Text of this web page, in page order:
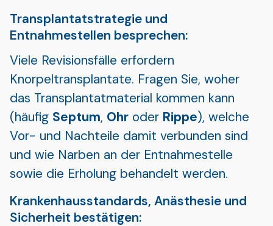
Transplantatstrategie und
Entnahmestellen besprechen:
Viele Revisionsfälle erfordern
Knorpeltransplantate. Fragen Sie, woher
das Transplantatmaterial kommen kann
(häufig Septum, Ohr oder Rippe), welche
Vor- und Nachteile damit verbunden sind
und wie Narben an der Entnahmestelle
sowie die Erholung behandelt werden.
Krankenhausstandards, Anästhesie und
Sicherheit bestätigen: